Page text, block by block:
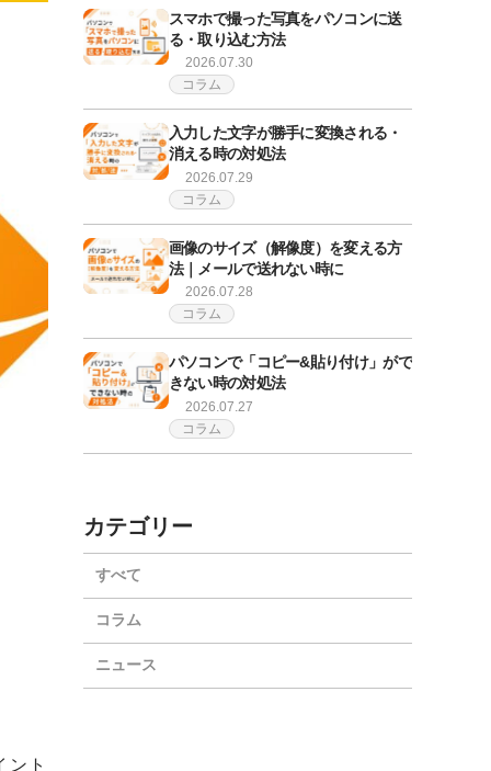
ト
スマホで撮った写真をパソコンに送
る・取り込む方法
2026.07.30
コラム
入力した文字が勝手に変換される・
消える時の対処法
2026.07.29
コラム
画像のサイズ（解像度）を変える方
法｜メールで送れない時に
2026.07.28
コラム
パソコンで「コピー&貼り付け」がで
きない時の対処法
2026.07.27
コラム
カテゴリー
すべて
コラム
ニュース